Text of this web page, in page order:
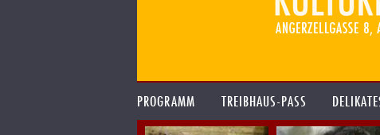
PROGRAMM TREIBHAUS-PASS